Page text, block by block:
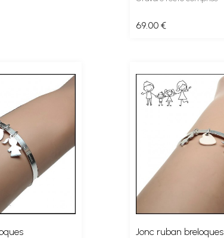
69.00 €
Jonc ruban breloques